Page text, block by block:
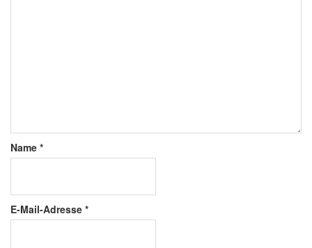
Name *
E-Mail-Adresse *